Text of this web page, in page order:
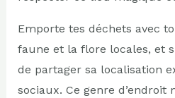
Emporte tes déchets avec
faune et la flore locales, et
de partager sa localisation
sociaux. Ce genre d’endroit